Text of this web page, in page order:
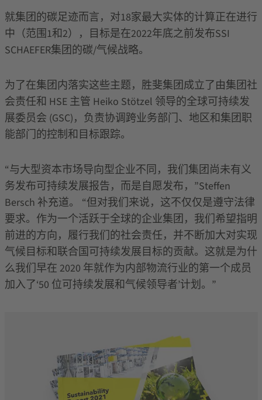
就集团的碳足迹而言，对18家最大实体的计算正在进行
中（范围1和2），目标是在2022年底之前发布SSI
SCHAEFER集团的碳/气候战略。
为了在集团内落实这些主题，胜斐集团成立了由集团社
会责任和 HSE 主管 Heiko Stötzel 领导的全球可持续发
展委员会 (GSC)，负责协调跨业务部门、地区和集团职
能部门的控制和目标跟踪。
“与大型资本市场导向型企业不同，我们集团尚未有义
务发布可持续发展报告，而是自愿发布，”Steffen
Bersch 补充道。 “但对我们来说，这不仅仅是遵守法律
要求。作为一个活跃于全球的企业集团，我们希望指明
前进的方向，履行我们的社会责任，并不断加大对实现
气候目标和联合国可持续发展目标的贡献。这就是为什
么我们早在 2020 年就作为内部物流行业的第一个成员
加入了‘50 位可持续发展和气候领导者’计划。”